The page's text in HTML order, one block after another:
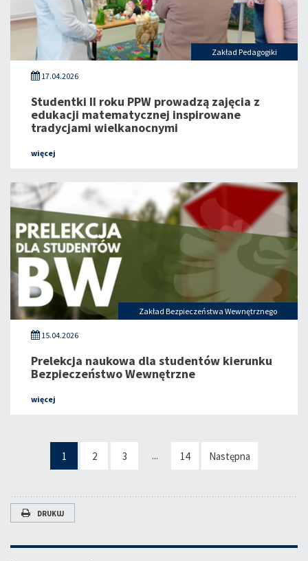
Zakład Pedagogiki
17.04.2026
Studentki II roku PPW prowadzą zajęcia z
edukacji matematycznej inspirowane
tradycjami wielkanocnymi
więcej
Zakład Bezpieczeństwa Wewnętrznego
15.04.2026
Prelekcja naukowa dla studentów kierunku
Bezpieczeństwo Wewnętrzne
więcej
1 2 3 ... 14 Następna
DRUKUJ